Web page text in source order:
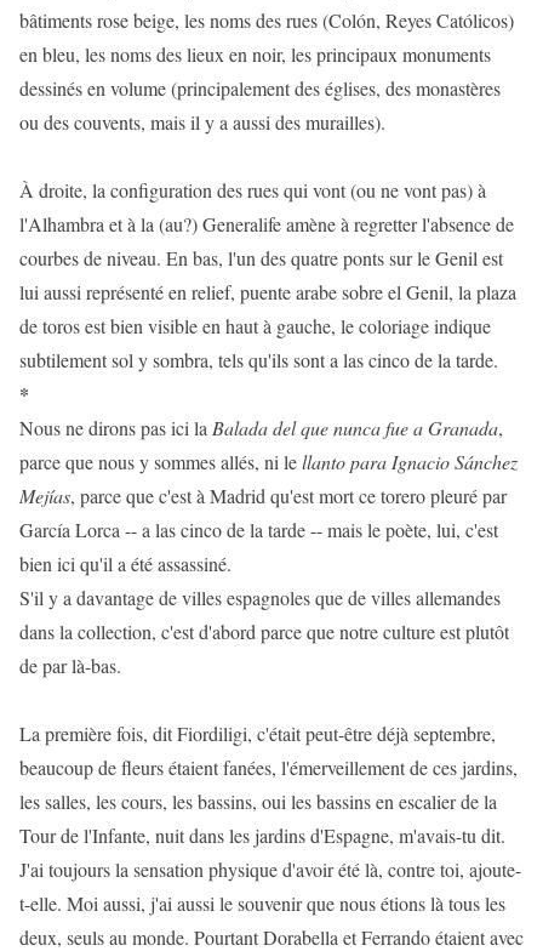
bâtiments rose beige, les noms des rues (Colón, Reyes Católicos)
en bleu, les noms des lieux en noir, les principaux monuments
dessinés en volume (principalement des églises, des monastères
ou des couvents, mais il y a aussi des murailles).
À droite, la configuration des rues qui vont (ou ne vont pas) à
l'Alhambra et à la (au?) Generalife amène à regretter l'absence de
courbes de niveau. En bas, l'un des quatre ponts sur le Genil est
lui aussi représenté en relief, puente arabe sobre el Genil, la plaza
de toros est bien visible en haut à gauche, le coloriage indique
subtilement sol y sombra, tels qu'ils sont a las cinco de la tarde.
*
Nous ne dirons pas ici la Balada del que nunca fue a Granada,
parce que nous y sommes allés, ni lellanto para Ignacio Sánchez
Mejías, parce que c'est à Madrid qu'est mort ce torero pleuré par
García Lorca -- a las cinco de la tarde -- mais le poète, lui, c'est
bien ici qu'il a été assassiné.
S'il y a davantage de villes espagnoles que de villes allemandes
dans la collection, c'est d'abord parce que notre culture est plutôt
de par là-bas.
La première fois, dit Fiordiligi, c'était peut-être déjà septembre,
beaucoup de fleurs étaient fanées, l'émerveillement de ces jardins,
les salles, les cours, les bassins, oui les bassins en escalier de la
Tour de l'Infante, nuit dans les jardins d'Espagne, m'avais-tu dit.
J'ai toujours la sensation physique d'avoir été là, contre toi, ajoute-
t-elle. Moi aussi, j'ai aussi le souvenir que nous étions là tous les
deux, seuls au monde. Pourtant Dorabella et Ferrando étaient avec